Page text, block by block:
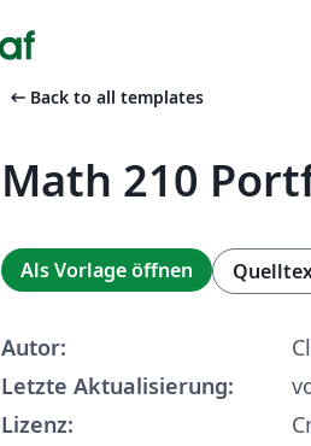
arrow_left_alt Back to all templates
Math 210
Als Vorlage öffnen
Autor:
Letzte Aktualisierung:
Lizenz: